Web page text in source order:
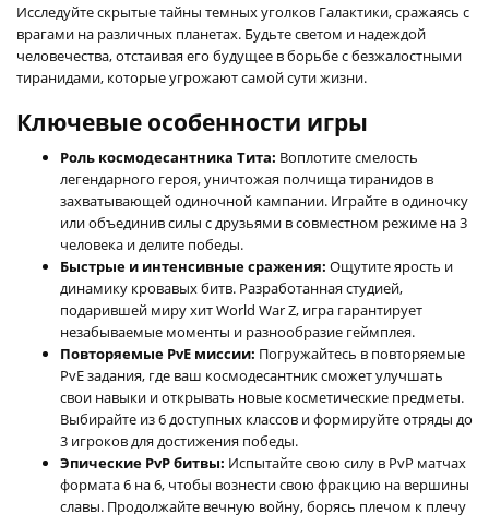
Исследуйте скрытые тайны темных уголков Галактики, сражаясь с
врагами на различных планетах. Будьте светом и надеждой
человечества, отстаивая его будущее в борьбе с безжалостными
тиранидами, которые угрожают самой сути жизни.
Ключевые особенности игры
Роль космодесантника Тита: Воплотите смелость
легендарного героя, уничтожая полчища тиранидов в
захватывающей одиночной кампании. Играйте в одиночку
или объединив силы с друзьями в совместном режиме на 3
человека и делите победы.
Быстрые и интенсивные сражения: Ощутите ярость и
динамику кровавых битв. Разработанная студией,
подарившей миру хит World War Z, игра гарантирует
незабываемые моменты и разнообразие геймплея.
Повторяемые PvE миссии: Погружайтесь в повторяемые
PvE задания, где ваш космодесантник сможет улучшать
свои навыки и открывать новые косметические предметы.
Выбирайте из 6 доступных классов и формируйте отряды до
3 игроков для достижения победы.
Эпические PvP битвы: Испытайте свою силу в PvP матчах
формата 6 на 6, чтобы вознести свою фракцию на вершины
славы. Продолжайте вечную войну, борясь плечом к плечу